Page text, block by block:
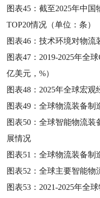
图表45：截至2025年中国
TOP20情况（单位：条）
图表46：技术环境对物流
图表47： 2019-2025年全
亿美元，%）
图表48： 2025年全球宏观
图表49：全球物流装备制
图表50：全球智能物流装
展情况
图表51：全球物流装备制
图表52：全球主要智能物
图表53： 2021-2025年全